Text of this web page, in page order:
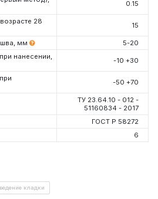
0.15
28
15
мм
5-20
нанесении,
-10 +30
-50 +70
ТУ 23.64.10 - 012 -
51160834 - 2017
ГОСТ Р 58272
6
rds/declaration
кладки